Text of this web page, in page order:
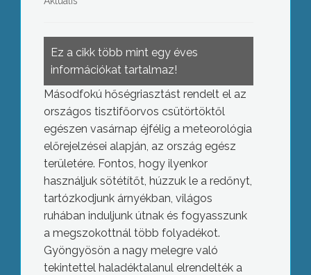
Ez a cikk több mint egy éves
információkat tartalmaz!
Másodfokú hőségriasztást rendelt el az
országos tisztifőorvos csütörtöktől
egészen vasárnap éjfélig a meteorológia
előrejelzései alapján, az ország egész
területére. Fontos, hogy ilyenkor
használjuk sötétítőt, húzzuk le a redőnyt,
tartózkodjunk árnyékban, világos
ruhában induljunk útnak és fogyasszunk
a megszokottnál több folyadékot.
Gyöngyösön a nagy melegre való
tekintettel haladéktalanul elrendelték a